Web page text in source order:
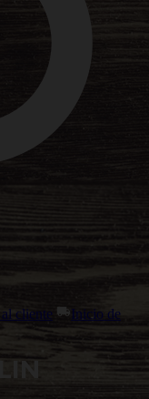
cliente
Inicio de